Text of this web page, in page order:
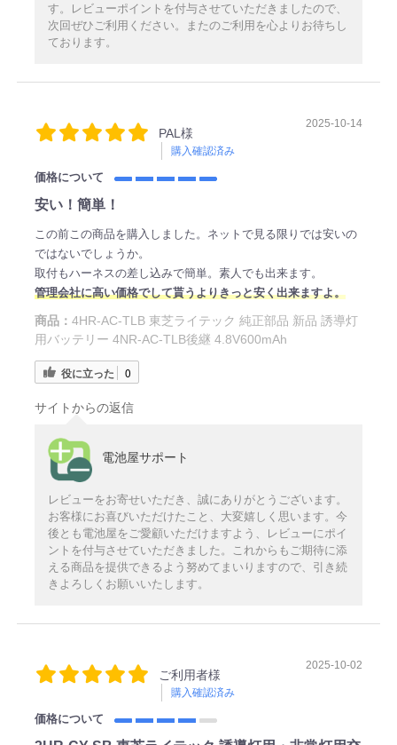
す。レビューポイントを付与させていただきましたので、
次回ぜひご利用ください。またのご利用を心よりお待ちし
ております。
PAL様
購入確認済み
2025-10-14
価格について
安い！簡単！
この前この商品を購入しました。ネットで見る限りでは安いの
ではないでしょうか。
取付もハーネスの差し込みで簡単。素人でも出来ます。
管理会社に高い価格でして貰うよりきっと安く出来ますよ。
商品： 4HR-AC-TLB 東芝ライテック 純正部品 新品 誘導灯
用バッテリー 4NR-AC-TLB後継 4.8V600mAh
役に立った 0
サイトからの返信
電池屋サポート
レビューをお寄せいただき、誠にありがとうございます。
お客様にお喜びいただけたこと、大変嬉しく思います。今
後とも電池屋をご愛顧いただけますよう、レビューにポイ
ントを付与させていただきました。これからもご期待に添
える商品を提供できるよう努めてまいりますので、引き続
きよろしくお願いいたします。
ご利用者様
購入確認済み
2025-10-02
価格について